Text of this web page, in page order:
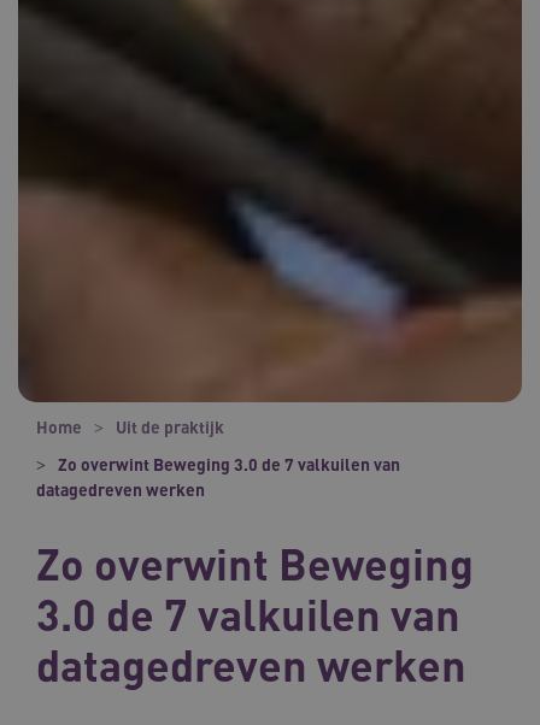
Home
Uit de praktijk
Zo overwint Beweging 3.0 de 7 valkuilen van
datagedreven werken
Zo overwint Beweging
3.0 de 7 valkuilen van
datagedreven werken